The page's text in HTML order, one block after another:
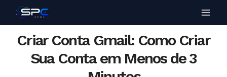
Criar Conta Gmail: Como Criar
Sua Conta em Menos de 3